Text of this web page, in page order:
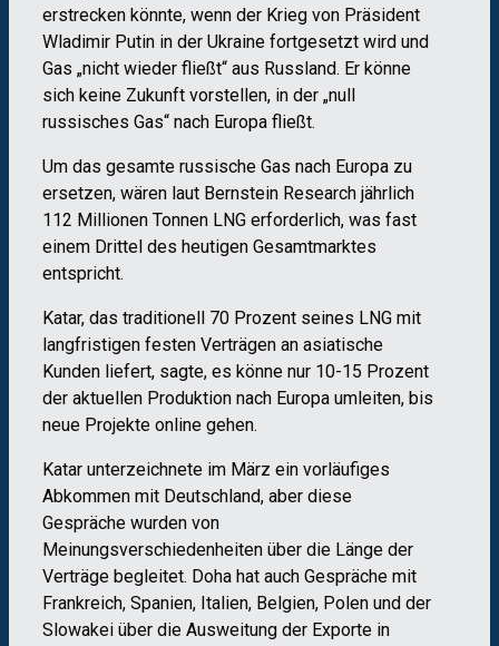
erstrecken könnte, wenn der Krieg von Präsident
Wladimir Putin in der Ukraine fortgesetzt wird und
Gas „nicht wieder fließt“ aus Russland. Er könne
sich keine Zukunft vorstellen, in der „null
russisches Gas“ nach Europa fließt.
Um das gesamte russische Gas nach Europa zu
ersetzen, wären laut Bernstein Research jährlich
112 Millionen Tonnen LNG erforderlich, was fast
einem Drittel des heutigen Gesamtmarktes
entspricht.
Katar, das traditionell 70 Prozent seines LNG mit
langfristigen festen Verträgen an asiatische
Kunden liefert, sagte, es könne nur 10-15 Prozent
der aktuellen Produktion nach Europa umleiten, bis
neue Projekte online gehen.
Katar unterzeichnete im März ein vorläufiges
Abkommen mit Deutschland, aber diese
Gespräche wurden von
Meinungsverschiedenheiten über die Länge der
Verträge begleitet. Doha hat auch Gespräche mit
Frankreich, Spanien, Italien, Belgien, Polen und der
Slowakei über die Ausweitung der Exporte in